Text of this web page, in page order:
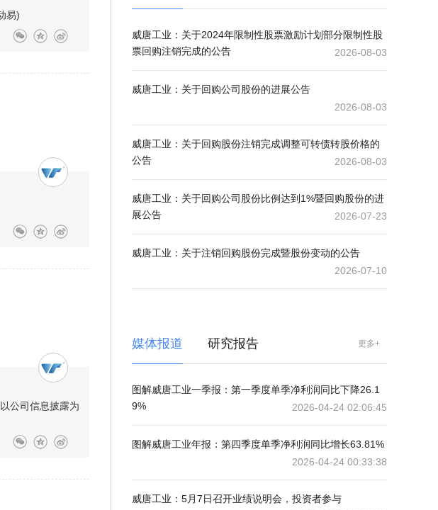
易)
公司信息披露为
威唐工业：关于2024年限制性股票激励计划部分限制性股
票回购注销完成的公告
2026-08-03
威唐工业：关于回购公司股份的进展公告
2026-08-03
威唐工业：关于回购股份注销完成调整可转债转股价格的
公告
2026-08-03
威唐工业：关于回购公司股份比例达到1%暨回购股份的进
展公告
2026-07-23
威唐工业：关于注销回购股份完成暨股份变动的公告
2026-07-10
媒体报道 研究报告 更多+
图解威唐工业一季报：第一季度单季净利润同比下降26.1
9%
2026-04-24 02:06:45
图解威唐工业年报：第四季度单季净利润同比增长63.81%
2026-04-24 00:33:38
威唐工业：5月7日召开业绩说明会，投资者参与